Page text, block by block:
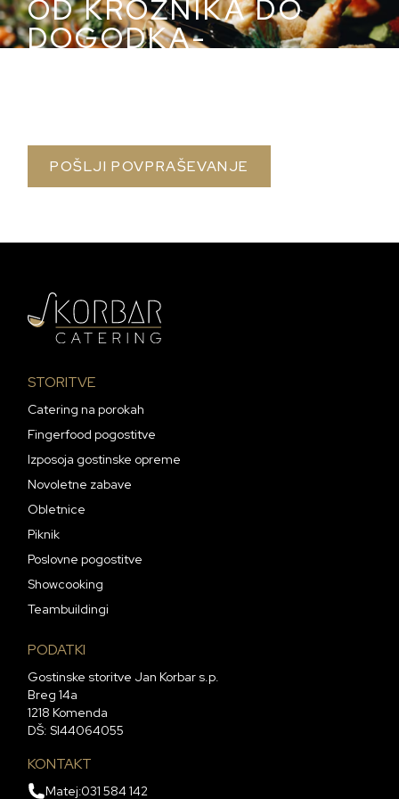
OD KROŽNIKA DO
DOGODKA-
POŠLJI POVPRAŠEVANJE
STORITVE
Catering na porokah
Fingerfood pogostitve
Izposoja gostinske opreme
Novoletne zabave
Obletnice
Piknik
Poslovne pogostitve
Showcooking
Teambuildingi
PODATKI
Gostinske storitve Jan Korbar s.p.
Breg 14a
1218 Komenda
DŠ: SI44064055
KONTAKT
Matej:031 584 142